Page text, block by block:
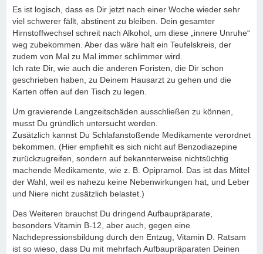
Es ist logisch, dass es Dir jetzt nach einer Woche wieder sehr
viel schwerer fällt, abstinent zu bleiben. Dein gesamter
Hirnstoffwechsel schreit nach Alkohol, um diese „innere Unruhe“
weg zubekommen. Aber das wäre halt ein Teufelskreis, der
zudem von Mal zu Mal immer schlimmer wird.
Ich rate Dir, wie auch die anderen Foristen, die Dir schon
geschrieben haben, zu Deinem Hausarzt zu gehen und die
Karten offen auf den Tisch zu legen.
Um gravierende Langzeitschäden ausschließen zu können,
musst Du gründlich untersucht werden.
Zusätzlich kannst Du Schlafanstoßende Medikamente verordnet
bekommen. (Hier empfiehlt es sich nicht auf Benzodiazepine
zurückzugreifen, sondern auf bekannterweise nichtsüchtig
machende Medikamente, wie z. B. Opipramol. Das ist das Mittel
der Wahl, weil es nahezu keine Nebenwirkungen hat, und Leber
und Niere nicht zusätzlich belastet.)
Des Weiteren brauchst Du dringend Aufbaupräparate,
besonders Vitamin B-12, aber auch, gegen eine
Nachdepressionsbildung durch den Entzug, Vitamin D. Ratsam
ist so wieso, dass Du mit mehrfach Aufbaupräparaten Deinen